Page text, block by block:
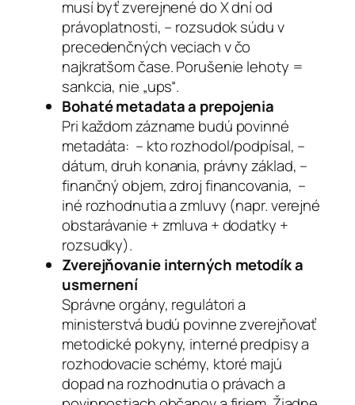
musí byť zverejnené do X dní od
právoplatnosti, – rozsudok súdu v
precedenčných veciach v čo
najkratšom čase. Porušenie lehoty =
sankcia, nie „ups“.
Bohaté metadata a prepojenia
Pri každom zázname budú povinné
metadáta: – kto rozhodol/podpísal, –
dátum, druh konania, právny základ, –
finančný objem, zdroj financovania, –
iné rozhodnutia a zmluvy (napr. verejné
obstarávanie + zmluva + dodatky +
rozsudky).
Zverejňovanie interných metodík a
usmernení
Správne orgány, regulátori a
ministerstvá budú povinne zverejňovať
metodické pokyny, interné predpisy a
rozhodovacie schémy, ktoré majú
dopad na rozhodnutia o právach a